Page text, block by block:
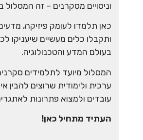
וניסויים מסקרנים – זה המסלול
כאן תלמדו לעומק פיזיקה,
ותקבלו כלים מעשיים שיעניקו
בעולם המדע והטכנולוגיה.
המסלול מיועד לתלמידים
ערכית ולימודית שרוצים להבין
עובדים ולמצוא פתרונות
העתיד מתחיל כאן!